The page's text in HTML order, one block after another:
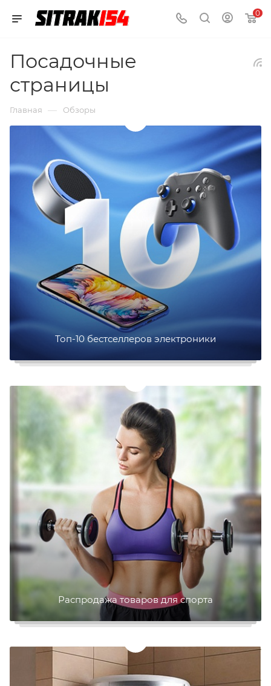
0
Посадочные
страницы
Главная — Обзоры
Топ-10 бестселлеров электроники
Распродажа товаров для спорта